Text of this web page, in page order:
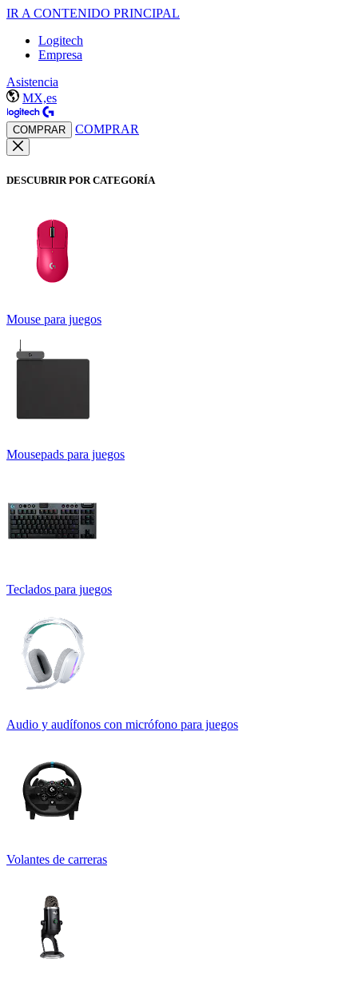
IR A CONTENIDO PRINCIPAL
Logitech
Empresa
Asistencia
MX,es
COMPRAR COMPRAR
DESCUBRIR POR CATEGORÍA
Mouse para juegos
Mousepads para juegos
Teclados para juegos
Audio y audífonos con micrófono para juegos
Volantes de carreras